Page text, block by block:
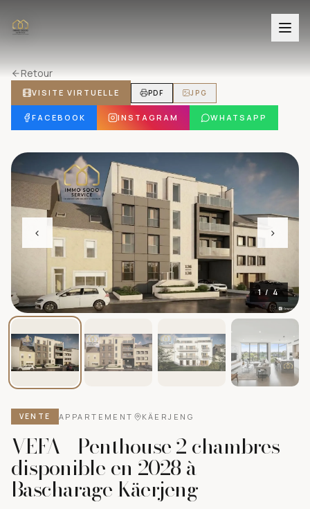
Retour
VISITE VIRTUELLE PDF JPG
FACEBOOK INSTAGRAM WHATSAPP
‹ ›
1/4
VENTE APPARTEMENT KÄERJENG
VEFA - Penthouse 2 chambres
disponible en 2028 à
Bascharage Käerjeng